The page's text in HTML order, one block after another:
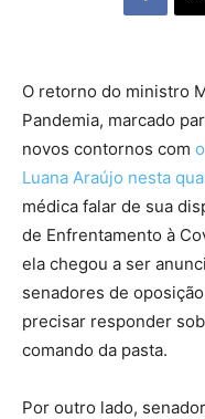
O retorno do ministro
Pandemia, marcado
novos contornos com
Luana Araújo nesta
médica falar de sua
de Enfrentamento à
ela chegou a ser
senadores de
precisar responder
comando da pasta.
Por outro lado,